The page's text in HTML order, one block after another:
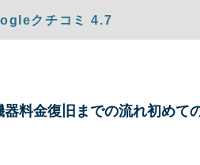
クチコミ 4.7
器料金復旧までの流れ初めて